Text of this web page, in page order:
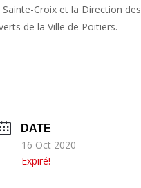
Croix et la Direction des
de la Ville de Poitiers.
DATE
16 Oct 2020
Expiré!